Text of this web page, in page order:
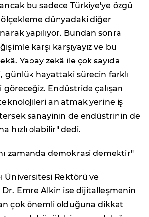
bu sadece Türkiye'ye özgü
dünyadaki diğer
yapılıyor. Bundan sonra
karşı karşıyayız ve bu
Yapay zekâ ile çok sayıda
günlük hayattaki sürecin farklı
Endüstride çalışan
anlatmak yerine iş
sanayinin de endüstrinin de
hızlı olabilir" dedi.
zamanda demokrasi demektir"
Üniversitesi Rektörü ve
Emre Alkin ise dijitalleşmenin
çok önemli olduğuna dikkat